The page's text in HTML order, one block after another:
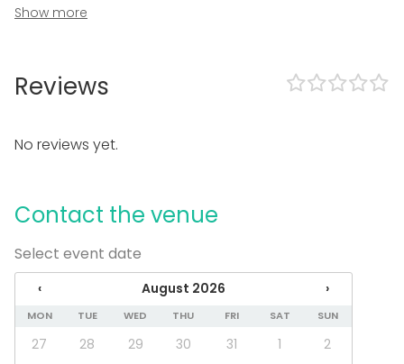
Sound system
Professional sound system
Loud music OK
Exclusive use of venue
Wheelchair accessible
Accommodation
Parking available
Equipment
Kitchen for customer
Show more
Reviews
No reviews yet.
Contact the venue
Select event date
‹ August 2026 ›
MON TUE WED THU FRI SAT SUN
27 28 29 30 31 1
2